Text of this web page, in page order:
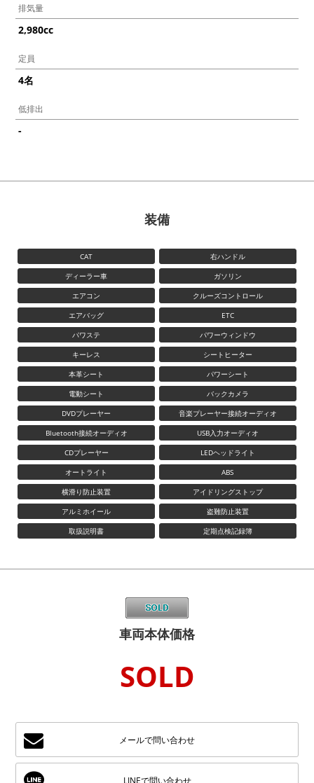
排気量
2,980cc
定員
4名
低排出
-
装備
CAT
右ハンドル
ディーラー車
ガソリン
エアコン
クルーズコントロール
エアバッグ
ETC
パワステ
パワーウィンドウ
キーレス
シートヒーター
本革シート
パワーシート
電動シート
バックカメラ
DVDプレーヤー
音楽プレーヤー接続オーディオ
Bluetooth接続オーディオ
USB入力オーディオ
CDプレーヤー
LEDヘッドライト
オートライト
ABS
横滑り防止装置
アイドリングストップ
アルミホイール
盗難防止装置
取扱説明書
定期点検記録簿
車両本体価格
SOLD
メールで問い合わせ